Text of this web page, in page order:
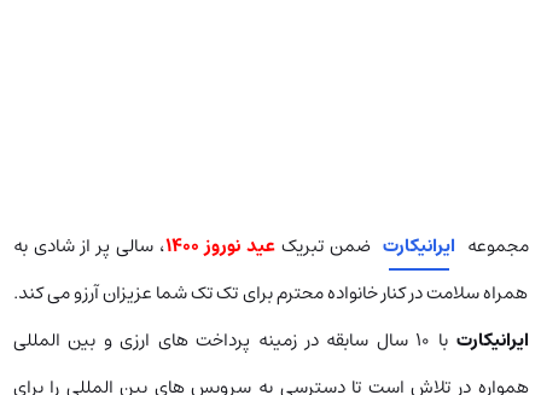
مجموعه ایرانیکارت ضمن تبریکعید نوروز ۱۴۰۰
، سالی پر از شادی به
همراه سلامت در کنار خانواده محترم برای تک تک شما عزیزان آرزو می کند.
ایرانیکارت
با ۱۰ سال سابقه در زمینه پرداخت های ارزی و بین المللی
همواره در تلاش است تا دسترسی به سرویس های بین المللی را برای